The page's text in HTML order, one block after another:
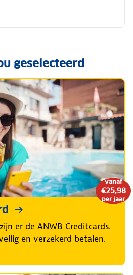
geselecteerd
vanaf
€25,98
per jaar
er de ANWB Creditcards.
en verzekerd betalen.